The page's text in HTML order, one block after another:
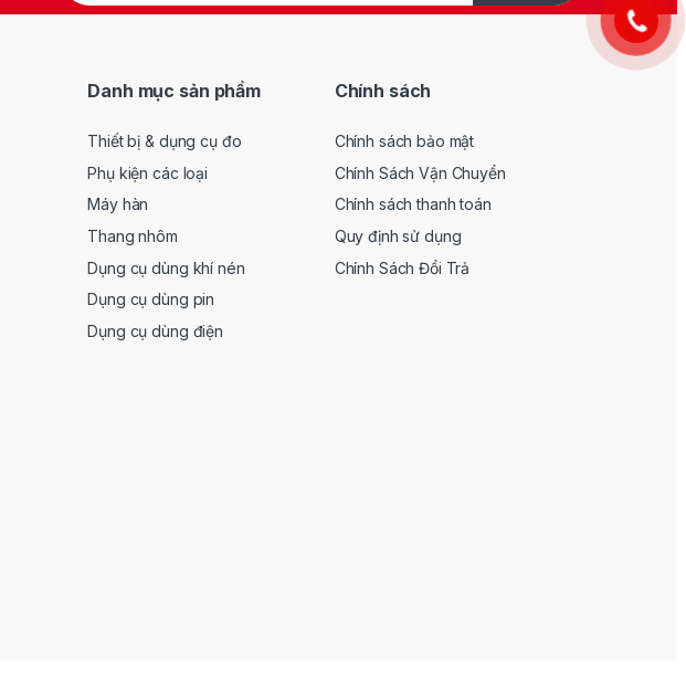
Danh mục sản phẩm
Thiết bị & dụng cụ đo
Phụ kiện các loại
Máy hàn
Thang nhôm
Dụng cụ dùng khí nén
Dụng cụ dùng pin
Dụng cụ dùng điện
Chính sách
Chính sách bảo mật
Chính Sách Vận Chuyển
Chính sách thanh toán
Quy định sử dụng
Chính Sách Đổi Trả